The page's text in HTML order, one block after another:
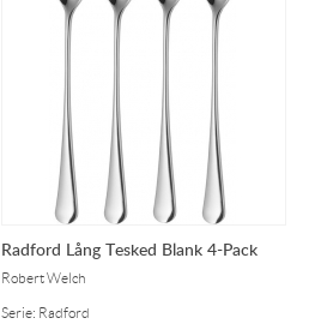
Radford Lång Tesked Blank 4-Pack
Robert Welch
Serie: Radford